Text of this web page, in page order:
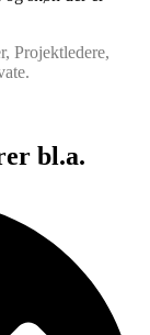
Projektledere,
bl.a.